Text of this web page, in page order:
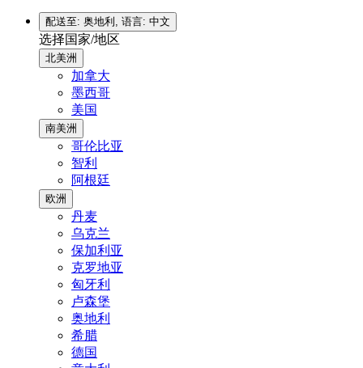
配送至: 奥地利, 语言: 中文
选择国家/地区
北美洲
加拿大
墨西哥
美国
南美洲
哥伦比亚
智利
阿根廷
欧洲
丹麦
乌克兰
保加利亚
克罗地亚
匈牙利
卢森堡
奥地利
希腊
德国